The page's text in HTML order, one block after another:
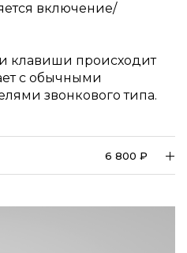
включение/
клавиши происходит
с обычными
звонкового типа.
6 800 ₽